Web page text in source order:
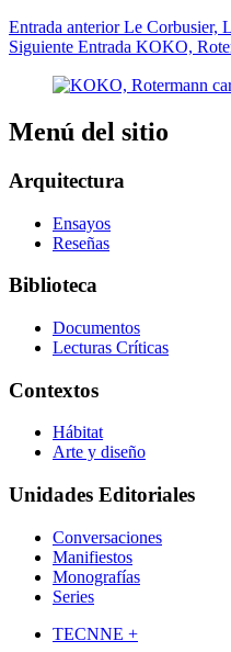
Entrada anteriorLe Corbusier,
Siguiente Entrada KOKO,
Menú del sitio
Arquitectura
Ensayos
Reseñas
Biblioteca
Documentos
Lecturas Críticas
Contextos
Hábitat
Arte y diseño
Unidades Editoriales
Conversaciones
Manifiestos
Monografías
Series
TECNNE +